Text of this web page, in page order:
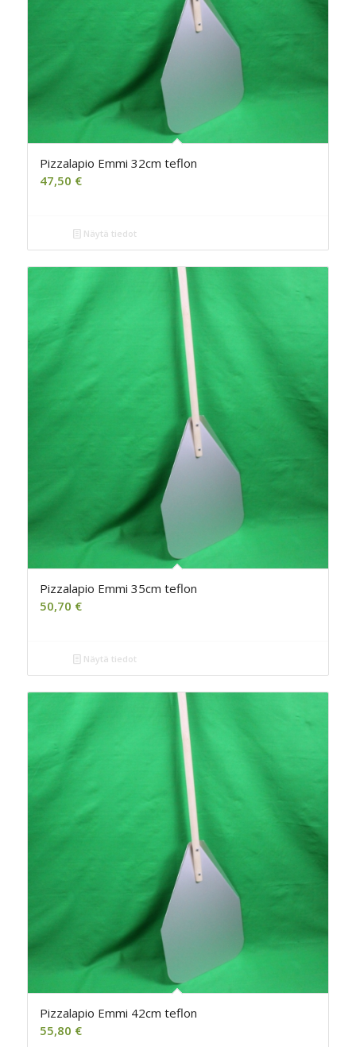
Pizzalapio Emmi 32cm teflon
47,50 €
Näytä tiedot
Pizzalapio Emmi 35cm teflon
50,70 €
Näytä tiedot
Pizzalapio Emmi 42cm teflon
55,80 €